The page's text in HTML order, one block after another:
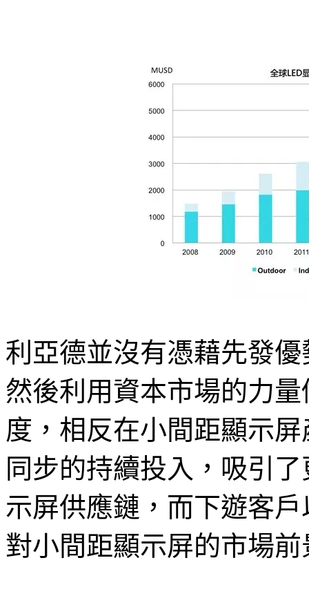
利亞德並沒有憑藉先發
然後利用資本市場的力
度，相反在小間距顯示
同步的持續投入，吸引
示屏供應鏈，而下遊客
對小間距顯示屏的市場